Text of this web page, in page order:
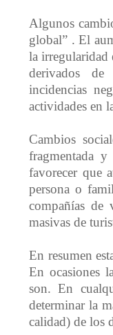
Algunos
global” . El
la irregularidad
derivados de
incidencias
actividades en
Cambios
fragmentada
favorecer que
persona o
compañías de
masivas de
En resumen
En ocasiones
son. En
determinar la
calidad) de los